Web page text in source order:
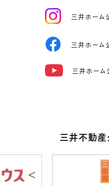
三井ホー
三井ホー
三井ホー
三井不動産